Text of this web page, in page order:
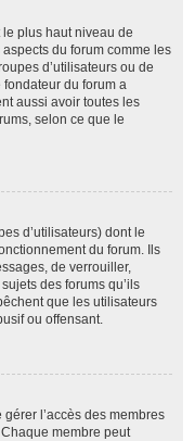
plus haut niveau de
du forum comme les
d’utilisateurs ou de
du forum a
aussi avoir toutes les
selon ce que le
d’utilisateurs) dont le
du forum. Ils
de verrouiller,
des forums qu’ils
que les utilisateurs
ou offensant.
l’accès des membres
membre peut